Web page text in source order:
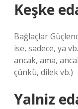
Keşke
Bağlaçlar
ise, sadece, ya
ancak, ama,
çünkü, dilek vb.)
Yalniz